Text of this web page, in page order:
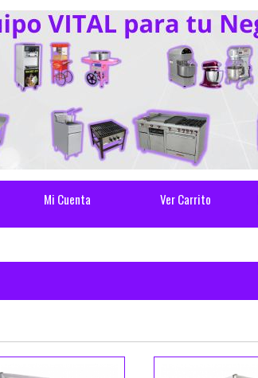
Mi Cuenta Ver Carrito